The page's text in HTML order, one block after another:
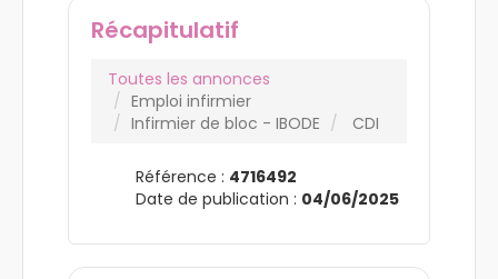
Récapitulatif
Toutes les annonces
Emploi infirmier
Infirmier de bloc - IBODE
CDI
Référence : 4716492
Date de publication : 04/06/2025